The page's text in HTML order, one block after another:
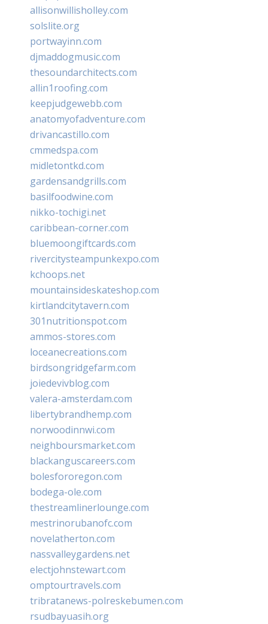
allisonwillisholley.com
solslite.org
portwayinn.com
djmaddogmusic.com
thesoundarchitects.com
allin1roofing.com
keepjudgewebb.com
anatomyofadventure.com
drivancastillo.com
cmmedspa.com
midletontkd.com
gardensandgrills.com
basilfoodwine.com
nikko-tochigi.net
caribbean-corner.com
bluemoongiftcards.com
rivercitysteampunkexpo.com
kchoops.net
mountainsideskateshop.com
kirtlandcitytavern.com
301nutritionspot.com
ammos-stores.com
loceanecreations.com
birdsongridgefarm.com
joiedevivblog.com
valera-amsterdam.com
libertybrandhemp.com
norwoodinnwi.com
neighboursmarket.com
blackanguscareers.com
bolesfororegon.com
bodega-ole.com
thestreamlinerlounge.com
mestrinorubanofc.com
novelatherton.com
nassvalleygardens.net
electjohnstewart.com
omptourtravels.com
tribratanews-polreskebumen.com
rsudbayuasih.org